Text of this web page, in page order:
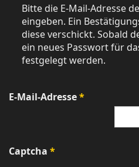
Bitte die E-Mail-Adresse
eingeben. Ein
diese verschickt. Sobald
ein neues Passwort für
festgelegt werden.
E-Mail-Adresse*
Captcha *